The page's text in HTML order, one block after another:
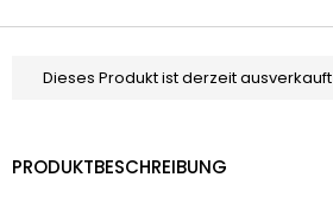
Dieses Produkt ist derzeit
PRODUKTBESCHREIBUNG